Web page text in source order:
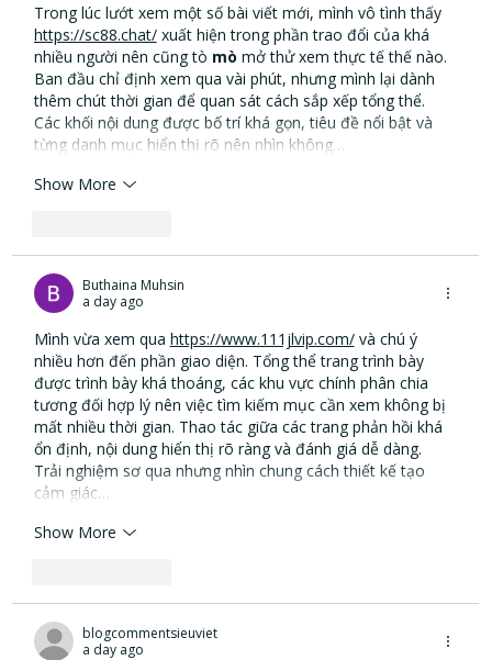
Trong lúc lướt xem một số bài viết mới, mình vô tình thấy
https://sc88.chat/ xuất hiện trong phần trao đổi của khá
nhiều người nên cũng tò mò mở thử xem thực tế thế nào.
Ban đầu chỉ định xem qua vài phút, nhưng mình lại dành
thêm chút thời gian để quan sát cách sắp xếp tổng thể.
Các khối nội dung được bố trí khá gọn, tiêu đề nổi bật và
từng danh mục hiển thị rõ nên nhìn không…
Show More
Buthaina Muhsin
a day ago
Mình vừa xem qua https://www.111jlvip.com/ và chú ý
nhiều hơn đến phần giao diện. Tổng thể trang trình bày
được trình bày khá thoáng, các khu vực chính phân chia
tương đối hợp lý nên việc tìm kiếm mục cần xem không bị
mất nhiều thời gian. Thao tác giữa các trang phản hồi khá
ổn định, nội dung hiển thị rõ ràng và đánh giá dễ dàng.
Trải nghiệm sơ qua nhưng nhìn chung cách thiết kế tạo
cảm giác…
Show More
blogcommentsieuviet
a day ago